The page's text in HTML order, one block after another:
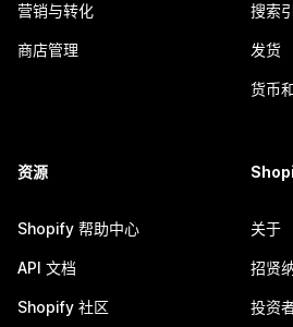
营销与转化
商店管理
搜索
发货
货币
资源
Shopify 帮助中心
API 文档
Shopify 社区
关于
招贤
投资